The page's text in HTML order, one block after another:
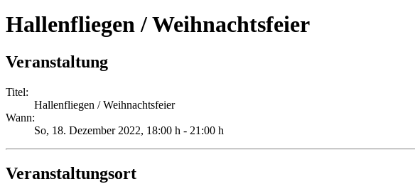
Hallenfliegen / Weihnachtsfeier
Veranstaltung
Titel:
Hallenfliegen / Weihnachtsfeier
Wann:
So, 18. Dezember 2022, 18:00 h - 21:00 h
Veranstaltungsort